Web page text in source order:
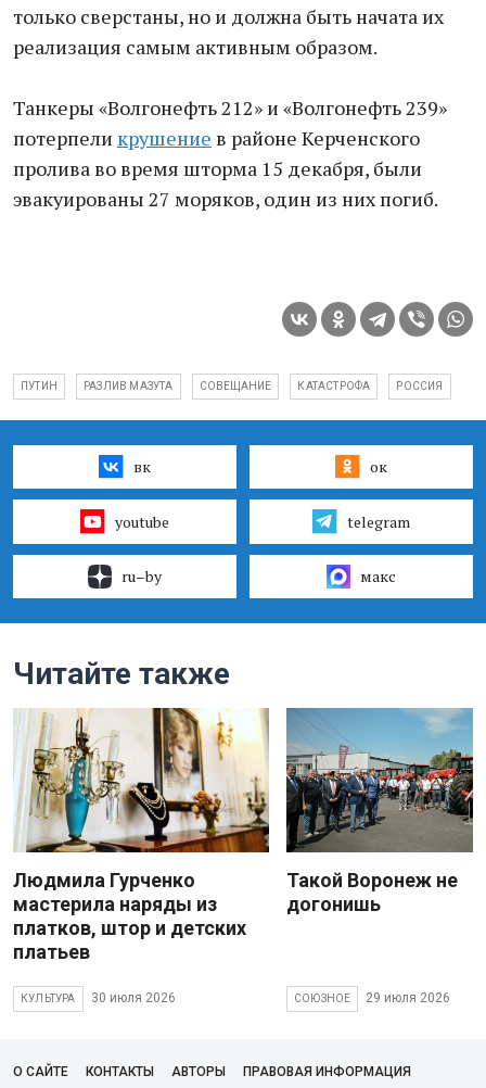
только сверстаны, но и должна быть начата их
реализация самым активным образом.
Танкеры «Волгонефть 212» и «Волгонефть 239»
потерпели крушение в районе Керченского
пролива во время шторма 15 декабря, были
эвакуированы 27 моряков, один из них погиб.
ПУТИН РАЗЛИВ МАЗУТА СОВЕЩАНИЕ КАТАСТРОФА РОССИЯ
вк ок
youtube telegram
ru–by макс
Читайте также
Людмила Гурченко
мастерила наряды из
платков, штор и детских
платьев
КУЛЬТУРА 30 июля 2026
Такой Воронеж не
догонишь
СОЮЗНОЕ 29 июля 2026
О САЙТЕ КОНТАКТЫ АВТОРЫ ПРАВОВАЯ ИНФОРМАЦИЯ